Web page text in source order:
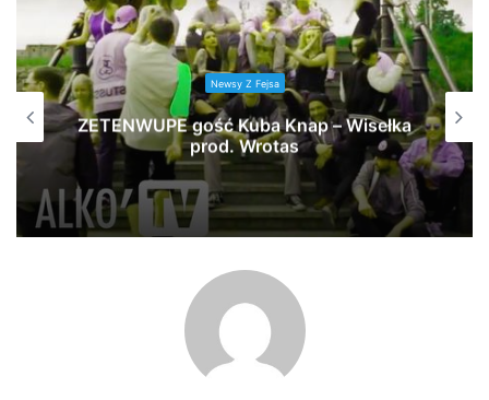
Newsy Z Fejsa
ZETENWUPE gość Kuba Knap – Wisełka
prod. Wrotas